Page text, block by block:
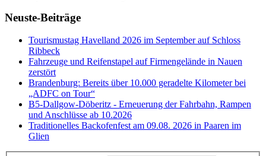
Neuste-Beiträge
Tourismustag Havelland 2026 im September auf Schloss
Ribbeck
Fahrzeuge und Reifenstapel auf Firmengelände in Nauen
zerstört
Brandenburg: Bereits über 10.000 geradelte Kilometer bei
„ADFC on Tour“
B5-Dallgow-Döberitz - Erneuerung der Fahrbahn, Rampen
und Anschlüsse ab 10.2026
Traditionelles Backofenfest am 09.08. 2026 in Paaren im
Glien